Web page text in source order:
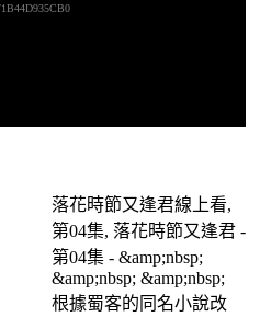
落花時節又逢君線上看,
第04集, 落花時節又逢君 -
第04集 - &amp;nbsp;
&amp;nbsp; &amp;nbsp;
根據蜀客的同名小說改